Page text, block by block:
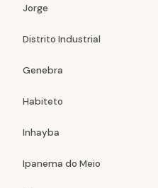
Jorge
Distrito Industrial
Genebra
Habiteto
Inhayba
Ipanema do Meio